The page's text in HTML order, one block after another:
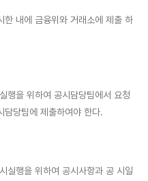
한 내에 금융위와 거래소에 제출 하
행을 위하여 공시담당팀에서 요청
담당팀에 제출하여야 한다.
실행을 위하여 공시사항과 공 시일